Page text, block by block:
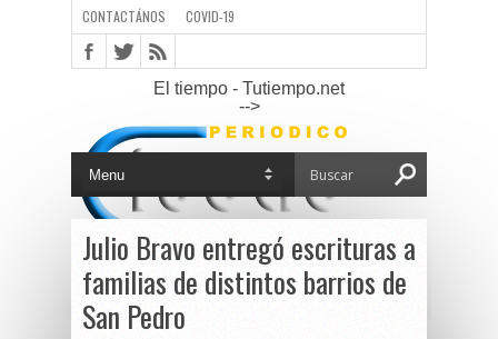
CONTACTÁNOS COVID-19
El tiempo - Tutiempo.net
-->
Julio Bravo entregó escrituras a
familias de distintos barrios de
San Pedro